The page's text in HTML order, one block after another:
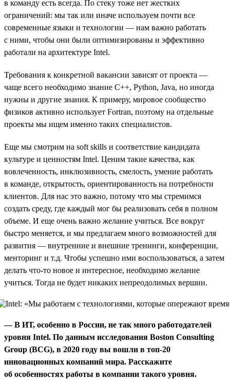
в команду есть всегда. По стеку тоже нет жестких
ограничений: мы так или иначе используем почти все
современные языки и технологии — нам важно работать
с ними, чтобы они были оптимизированы и эффективно
работали на архитектуре Intel.
Требования к конкретной вакансии зависят от проекта —
чаще всего необходимо знание С++, Python, Java, но иногда
нужны и другие знания. К примеру, мировое сообщество
физиков активно использует Fortran, поэтому на отдельные
проекты мы ищем именно таких специалистов.
Еще мы смотрим на soft skills и соответствие кандидата
культуре и ценностям Intel. Ценим такие качества, как
вовлеченность, инклюзивность, смелость, умение работать
в команде, открытость, ориентированность на потребности
клиентов. Для нас это важно, потому что мы стремимся
создать среду, где каждый мог бы реализовать себя в полном
объеме. И еще очень важно желание учиться. Все вокруг
быстро меняется, и мы предлагаем много возможностей для
развития — внутренние и внешние тренинги, конференции,
менторинг и т.д. Чтобы успешно ими воспользоваться, а затем
делать что-то новое и интересное, необходимо желание
учиться. Тогда не будет никаких непреодолимых вершин.
— В ИТ, особенно в России, не так много работодателей
уровня Intel. По данным исследования Boston Consulting
Group (BCG), в 2020 году вы вошли в топ-20
инновационных компаний мира. Расскажите
об особенностях работы в компании такого уровня.